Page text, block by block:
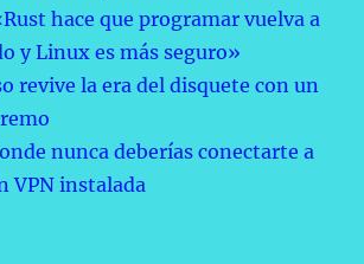
hace que programar vuelva a
y Linux es más seguro»
revive la era del disquete con un
nunca deberías conectarte a
VPN instalada